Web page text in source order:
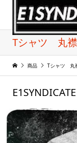
Tシャツ 丸襟
商品 Tシャツ 丸